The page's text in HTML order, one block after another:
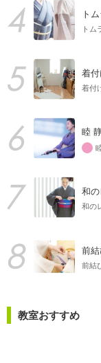
ト
トム
着
着付
睦
和
和の
前
前結
教室おすすめ